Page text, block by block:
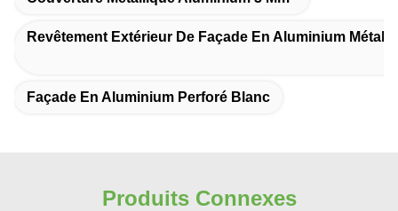
Revêtement Extérieur De Façade En Aluminium
Façade En Aluminium Perforé Blanc
Produits Connexes